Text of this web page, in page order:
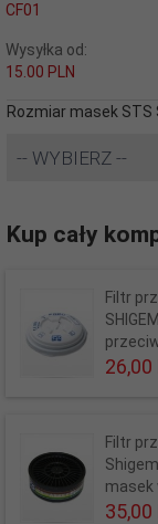
CF01
Wysyłka od:
15.00 PLN
Rozmiar masek
-- WYBIERZ --
Kup cały
Filtr
26,00
Filtr
masek
35,00